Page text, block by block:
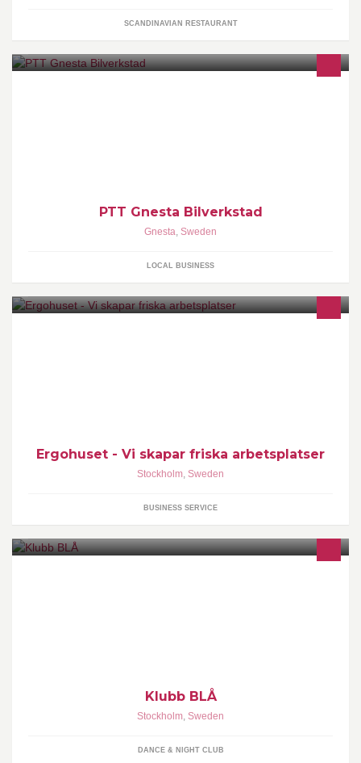
SCANDINAVIAN RESTAURANT
PTT Gnesta Bilverkstad
Gnesta, Sweden
LOCAL BUSINESS
Ergohuset - Vi skapar friska arbetsplatser
Stockholm, Sweden
BUSINESS SERVICE
Klubb BLÅ
Stockholm, Sweden
DANCE & NIGHT CLUB